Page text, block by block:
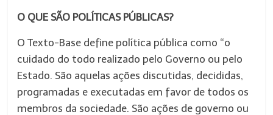
O QUE SÃO POLÍTICAS PÚBLICAS?
O Texto-Base define política pública como “o
cuidado do todo realizado pelo Governo ou pelo
Estado. São aquelas ações discutidas, decididas,
programadas e executadas em favor de todos os
membros da sociedade. São ações de governo ou